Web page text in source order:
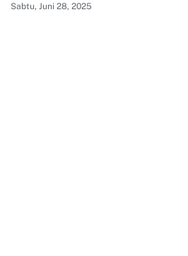
Sabtu, Juni 28, 2025